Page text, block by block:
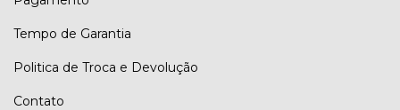
Tempo de Garantia
Politica de Troca e Devolução
Contato